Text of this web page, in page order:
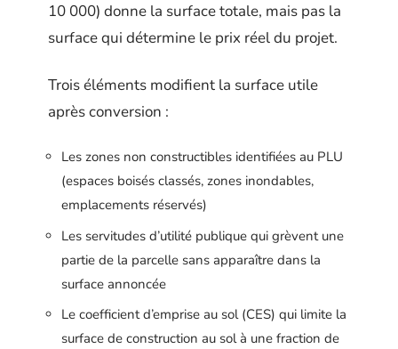
10 000) donne la surface totale, mais pas la
surface qui détermine le prix réel du projet.
Trois éléments modifient la surface utile
après conversion :
Les zones non constructibles identifiées au PLU
(espaces boisés classés, zones inondables,
emplacements réservés)
Les servitudes d’utilité publique qui grèvent une
partie de la parcelle sans apparaître dans la
surface annoncée
Le coefficient d’emprise au sol (CES) qui limite la
surface de construction au sol à une fraction de